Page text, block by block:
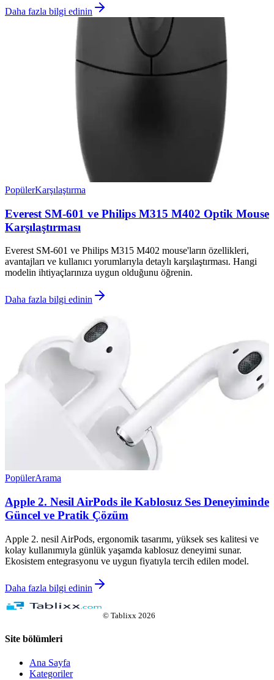
Daha fazla bilgi edinin
PopülerKarşılaştırma
Everest SM-601 ve Philips M315 M402 Optik Mouse
Karşılaştırması
Everest SM-601 ve Philips M315 M402 mouse'ların özellikleri,
avantajları ve kullanıcı yorumlarıyla detaylı karşılaştırması. Hangi
modelin ihtiyaçlarınıza uygun olduğunu öğrenin.
Daha fazla bilgi edinin
PopülerArama
Apple 2. Nesil AirPods ile Kablosuz Ses Deneyiminde
Güncel ve Pratik Çözüm
Apple 2. nesil AirPods, ergonomik tasarımı, yüksek ses kalitesi ve
kolay kullanımıyla günlük yaşamda kablosuz deneyimi sunar.
Ekosistem entegrasyonu ve uygun fiyatıyla tercih edilen model.
Daha fazla bilgi edinin
© Tablixx 2026
Site bölümleri
Ana Sayfa
Kategoriler